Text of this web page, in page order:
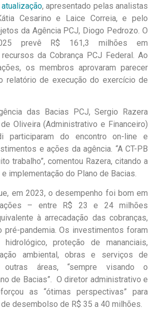
, apresentado pelas analistas
Cesarino e Laice Correia, e pelo
da Agência PCJ, Diogo Pedrozo. O
prevê R$ 161,3 milhões em
da Cobrança PCJ Federal. Ao
os membros aprovaram parecer
relatório de execução do exercício de
das Bacias PCJ, Sergio Razera
Oliveira (Administrativo e Financeiro)
participaram do encontro on-line e
e ações da agência. “A CT-PB
trabalho”, comentou Razera, citando a
implementação do Plano de Bacias.
em 2023, o desempenho foi bom em
– entre R$ 23 e 24 milhões
à arrecadação das cobranças,
pré-pandemia. Os investimentos foram
hidrológico, proteção de mananciais,
ambiental, obras e serviços de
outras áreas, “sempre visando o
de Bacias”. O diretor administrativo e
as “ótimas perspectivas” para
desembolso de R$ 35 a 40 milhões.